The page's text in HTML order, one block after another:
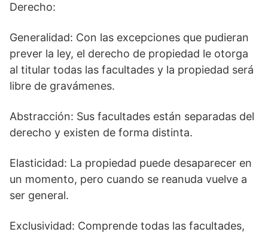
Derecho:
Generalidad: Con las excepciones que pudieran
prever la ley, el derecho de propiedad le otorga
al titular todas las facultades y la propiedad será
libre de gravámenes.
Abstracción: Sus facultades están separadas del
derecho y existen de forma distinta.
Elasticidad: La propiedad puede desaparecer en
un momento, pero cuando se reanuda vuelve a
ser general.
Exclusividad: Comprende todas las facultades,